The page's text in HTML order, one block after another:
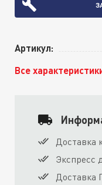
Артикул:
Все
Доставка
Экспресс
Доставка